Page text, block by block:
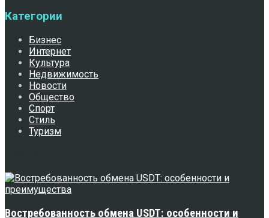
Категории
Бизнес
Интернет
Культура
Недвижимость
Новости
Общество
Спорт
Стиль
Туризм
Востребованность обмена USDT: особенности и